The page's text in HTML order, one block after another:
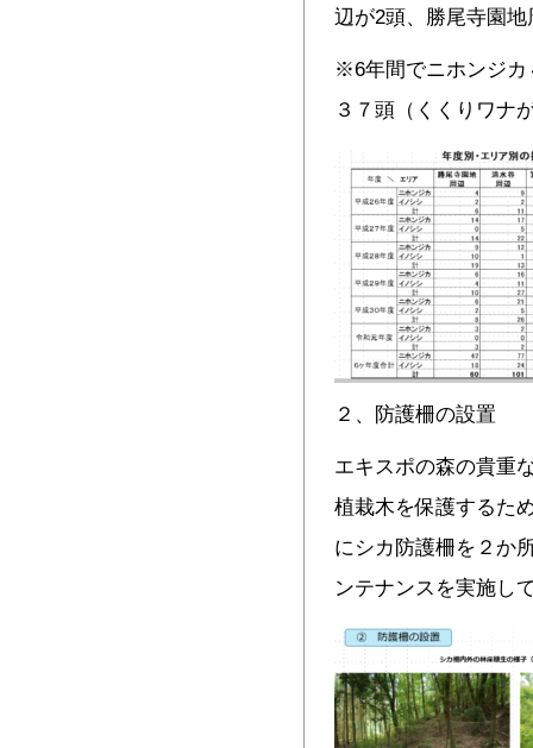
辺が2頭、勝尾寺園
※6年間でニホンジカ
３７頭（くくりワナ
２、防護柵の設置
エキスポの森の貴重
植栽木を保護するた
にシカ防護柵を２か
ンテナンスを実施し